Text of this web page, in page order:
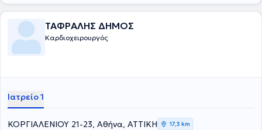
ΤΑΦΡΑΛΗΣ ΔΗΜΟΣ
Καρδιοχειρουργός
Ιατρείο 1
ΚΟΡΓΙΑΛΕΝΙΟΥ 21-23, Αθήνα, ΑΤΤΙΚΗ 17,3 km